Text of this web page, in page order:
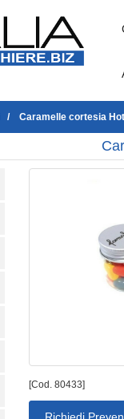
Caramelle cortesia
[Cod. 80433]
Richiedi